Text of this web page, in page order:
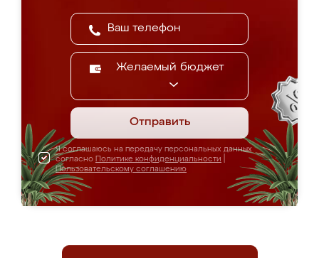
Желаемый бюджет
Отправить
Я соглашаюсь на передачу персональных данных
согласно Политике конфиденциальности
Пользовательскому соглашению